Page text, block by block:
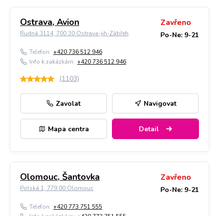
Ostrava, Avion
Rudná 3114, 700 30 Ostrava-jih-Zábřeh
Zavřeno
Po-Ne: 9-21
Telefon: +420 736 512 946
Info k zakázkám: +420 736 512 946
(1103)
Zavolat Navigovat
Mapa centra Detail
Olomouc, Šantovka
Polská 1, 779 00 Olomouc
Zavřeno
Po-Ne: 9-21
Telefon: +420 773 751 555